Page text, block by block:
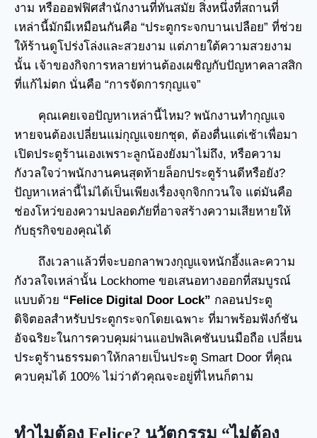
งาม หรือออฟฟิศสำนักงานที่ทันสมัย สิ่งหนึ่งที่สถานที่
เหล่านี้มักมีเหมือนกันคือ “ประตูกระจกบานเปลือย” ที่ช่วย
ให้ร้านดูโปร่งโล่งและสวยงาม แต่ภายใต้ความสวยงาม
นั้น เจ้าของกิจการหลายท่านต้องเผชิญกับปัญหาคลาสสิก
ที่แก้ไม่ตก นั่นคือ “การจัดการกุญแจ”
คุณเคยเจอปัญหาเหล่านี้ไหม? พนักงานทำกุญแจ
หายจนต้องเปลี่ยนแม่กุญแจยกชุด, ต้องตื่นแต่เช้าเพื่อมา
เปิดประตูร้านเองเพราะลูกน้องยังมาไม่ถึง, หรือความ
กังวลใจว่าพนักงานคนสุดท้ายล็อกประตูร้านดีหรือยัง?
ปัญหาเหล่านี้ไม่ได้เป็นเพียงเรื่องจุกจิกกวนใจ แต่มันคือ
ช่องโหว่ของความปลอดภัยที่อาจสร้างความเสียหายให้
กับธุรกิจของคุณได้
ถึงเวลาแล้วที่จะบอกลาพวงกุญแจหนักอึ้งและความ
กังวลใจเหล่านั้น Lockhome ขอเสนอทางออกที่สมบูรณ์
แบบด้วย “Felice Digital Door Lock” กลอนประตู
ดิจิตอลสำหรับประตูกระจกโดยเฉพาะ ที่มาพร้อมฟังก์ชัน
อัจฉริยะในการควบคุมผ่านแอปพลิเคชันบนมือถือ เปลี่ยน
ประตูร้านธรรมดาให้กลายเป็นประตู Smart Door ที่คุณ
ควบคุมได้ 100% ไม่ว่าตัวคุณจะอยู่ที่ไหนก็ตาม
ทำไมต้อง Felice? นวัตกรรม “ไม่ต้อง